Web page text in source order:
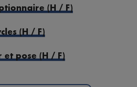
(H / F)
(H / F)
et pose (H / F)